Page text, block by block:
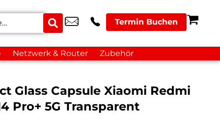
Termin Buchen
Netzwerk & Router Zubehör
Glass Capsule Xiaomi Redmi
Pro+ 5G Transparent